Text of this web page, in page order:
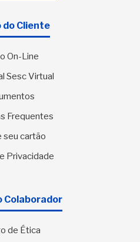
do Cliente
On-Line
Sesc Virtual
Frequentes
seu cartão
Privacidade
Colaborador
de Ética